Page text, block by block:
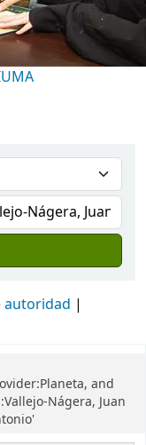
autoridad
and
Nágera, Juan